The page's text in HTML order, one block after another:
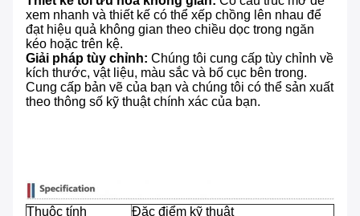
xem nhanh và thiết kế có thể xếp chồng lên nhau để
đạt hiệu quả không gian theo chiều dọc trong ngăn
kéo hoặc trên kệ.
Giải pháp tùy chỉnh: ​ Chúng tôi cung cấp tùy chỉnh về
kích thước, vật liệu, màu sắc và bố cục bên trong.
Cung cấp bản vẽ của bạn và chúng tôi có thể sản xuất
theo thông số kỹ thuật chính xác của bạn.
Thuộc tính Đặc điểm kỹ thuật